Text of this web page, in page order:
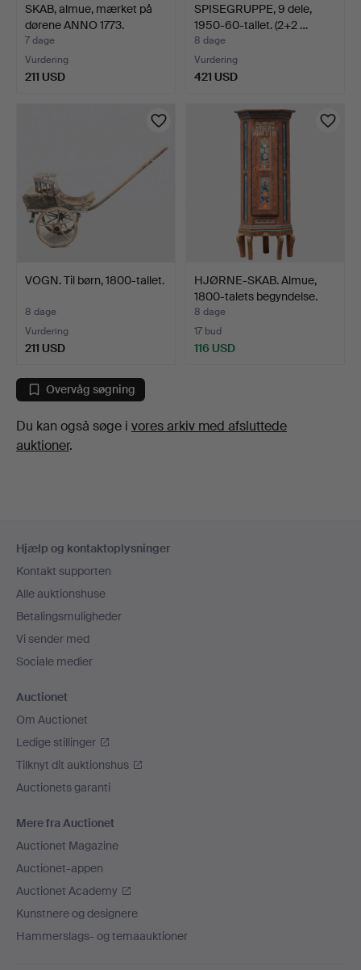
SKAB, almue, mærket på
dørene ANNO 1773.
7 dage
Vurdering
211 USD
SPISEGRUPPE, 9 dele,
1950-60-tallet. (2+2 …
8 dage
Vurdering
421 USD
VOGN. Til børn, 1800-tallet.
8 dage
Vurdering
211 USD
HJØRNE-SKAB. Almue,
1800-talets begyndelse.
8 dage
17 bud
116 USD
Overvåg søgning
Du kan også søge i vores arkiv med afsluttede
auktioner.
Hjælp og kontaktoplysninger
Kontakt supporten
Alle auktionshuse
Betalingsmuligheder
Vi sender med
Sociale medier
Auctionet
Om Auctionet
Ledige stillinger
Tilknyt dit auktionshus
Auctionets garanti
Mere fra Auctionet
Auctionet Magazine
Auctionet-appen
Auctionet Academy
Kunstnere og designere
Hammerslags- og temaauktioner